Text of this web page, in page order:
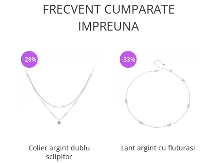
FRECVENT CUMPARATE
IMPREUNA
Colier argint dublu
sclipitor
-28%
Lant argint cu fluturasi
-33%